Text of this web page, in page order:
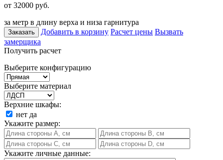
от 32000 руб.
за метр в длину верха и низа гарнитура
Заказать Добавить в корзину Расчет цены Вызвать
замерщика
Получить расчет
Выберите конфигурацию
Выберите материал
Верхние шкафы:
нет да
Укажите размер:
Укажите личные данные: